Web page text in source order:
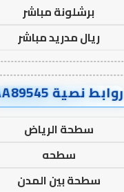
برشلونة مباشر
ريال مدريد مباشر
روابط نصية AA89545
سطحة الرياض
سطحه
سطحة بين المدن